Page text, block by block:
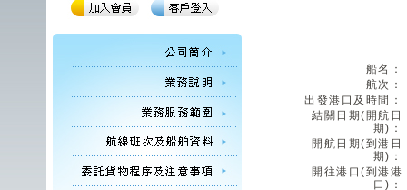
船名：
航次：
出發港口及時間：
結關日期(開航日
期)：
開航日期(到港日
期)：
開往港口(到港港
口)：